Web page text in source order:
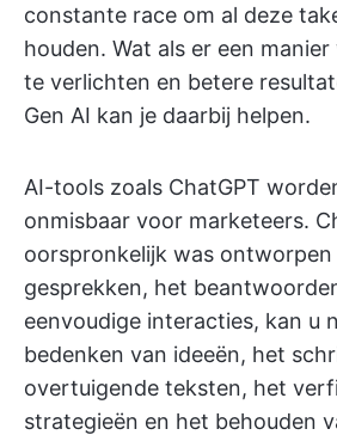
constante race om al deze
houden. Wat als er een
te verlichten en betere
Gen AI kan je daarbij helpen.
AI-tools zoals ChatGPT
onmisbaar voor marketeers.
oorspronkelijk was
gesprekken, het
eenvoudige interacties, kan u
bedenken van ideeën, het
overtuigende teksten, het
strategieën en het behouden